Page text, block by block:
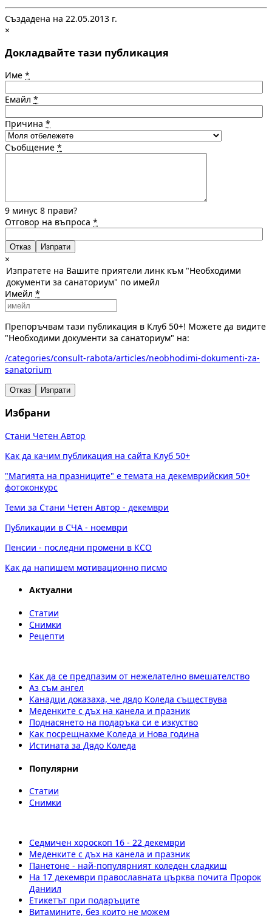
Създадена на 22.05.2013 г.
×
Докладвайте тази публикация
Име *
Емайл *
Причина *
Съобщение *
9 минус 8 прави?
Отговор на въпроса *
Отказ
×
Изпратете на Вашите приятели линк към "Необходими
документи за санаториум" по имейл
Имейл *
Препоръчвам тази публикация в Клуб 50+! Можете да видите
"Необходими документи за санаториум" на:
/categories/consult-rabota/articles/neobhodimi-dokumenti-za-
sanatorium
Отказ Изпрати
Избрани
Стани Четен Автор
Как да качим публикация на сайта Клуб 50+
"Магията на празниците" е темата на декемврийския 50+
фотоконкурс
Теми за Стани Четен Автор - декември
Публикации в СЧА - ноември
Пенсии - последни промени в КСО
Как да напишем мотивационно писмо
Актуални
Статии
Снимки
Рецепти
Как да се предпазим от нежелателно вмешателство
Аз съм ангел
Канадци доказаха, че дядо Коледа съществува
Меденките с дъх на канела и празник
Поднасянето на подаръка си е изкуство
Как посрещнахме Коледа и Нова година
Истината за Дядо Коледа
Популярни
Статии
Снимки
Седмичен хороскоп 16 - 22 декември
Меденките с дъх на канела и празник
Панетоне - най-популярният коледен сладкиш
На 17 декември православната църква почита Пророк
Даниил
Етикетът при подаръците
Витамините, без които не можем